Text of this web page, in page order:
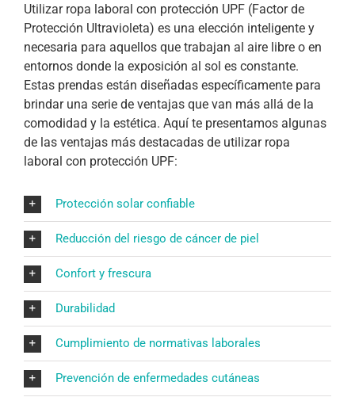
Utilizar ropa laboral con protección UPF (Factor de
Protección Ultravioleta) es una elección inteligente y
necesaria para aquellos que trabajan al aire libre o en
entornos donde la exposición al sol es constante.
Estas prendas están diseñadas específicamente para
brindar una serie de ventajas que van más allá de la
comodidad y la estética. Aquí te presentamos algunas
de las ventajas más destacadas de utilizar ropa
laboral con protección UPF:
Protección solar confiable
Reducción del riesgo de cáncer de piel
Confort y frescura
Durabilidad
Cumplimiento de normativas laborales
Prevención de enfermedades cutáneas